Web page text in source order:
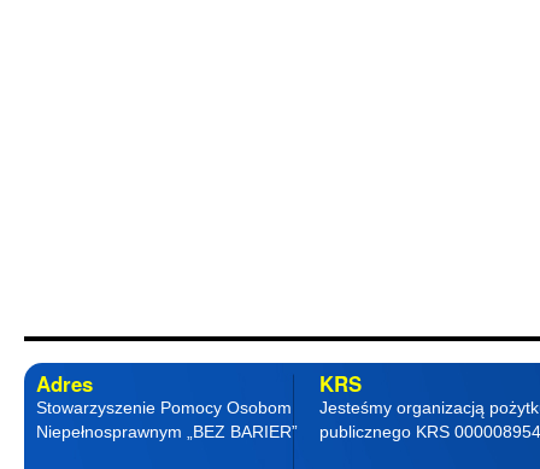
Adres
Stowarzyszenie Pomocy Osobom
Niepełnosprawnym „BEZ BARIER”
KRS
Jesteśmy organizacją
publicznego KRS